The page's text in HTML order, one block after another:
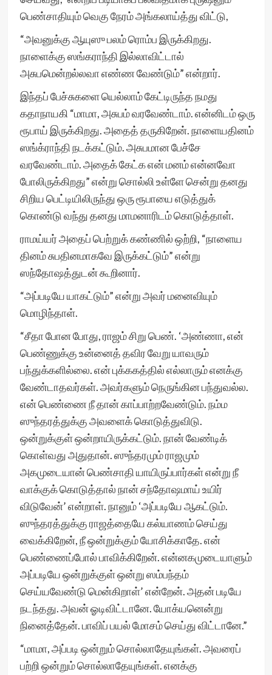
பெண்சாதியும் வெகு நேரம் அங்கலாய்த்து விட்டு,
“அவனுக்கு ஆயுஸு பலம் ரொம்ப இருக்கிறது.
நாளைக்கு ஸங்கராந்தி இல்லாவிட்டால்
அசுபமென்றல்லவா எண்ண வேண்டும்” என்றார்.
இந்தப் பேச்சுகளை யெல்லாம் கேட்டிருந்த நமது
கதாநாயகி “மாமா, அசுபம் வரவேண்டாம். என்னிடம் ஒரு
ரூபாய் இருக்கிறது. அதைத் தருகிறேன். நாளையதினம்
ஸங்க்ராந்தி நடக்கட்டும். அசுபமான பேச்சே
வரவேண்டாம். அதைக் கேட்க என் மனம் என்னவோ
போலிருக்கிறது” என்று சொல்லி உள்ளே சென்று தனது
சிறிய பெட்டியிலிருந்து ஒரு ரூபாயை எடுத்துக்
கொண்டு வந்து தனது மாமனாரிடம் கொடுத்தாள்.
ராமய்யர் அதைப் பெற்றுக் கண்ணில் ஒற்றி, “நாளைய
தினம் சுபதினமாகவே இருக்கட்டும்” என்று
ஸந்தோஷத்துடன் கூறினார்.
“அப்படியே யாகட்டும்” என்று அவர் மனைவியும்
மொழிந்தாள்.
“சீதா போன போது, ராஜம் சிறு பெண். ‘அண்ணா, என்
பெண்ணுக்கு உன்னைத் தவிர வேறு யாவரும்
பந்துக்களில்லை. என் புக்ககத்தில் எல்லாரும் எனக்கு
வேண்டாதவர்கள். அவர்களும் நெருங்கின பந்துவல்ல.
என் பெண்ணை நீ தான் காப்பாற்றவேண்டும். நம்ம
ஸுந்தரத்துக்கு அவளைக் கொடுத்துவிடு.
ஒன்றுக்குள் ஒன்றாயிருக்கட்டும். நான் வேண்டிக்
கொள்வது அதுதான். ஸுந்தரமும் ராஜமும்
அகமுடையான் பெண்சாதி யாயிருப்பார்கள் என்று நீ
வாக்குக் கொடுத்தால் நான் சந்தோஷமாய் உயிர்
விடுவேன்’ என்றாள். நானும் ‘அப்படியே ஆகட்டும்.
ஸுந்தரத்துக்கு ராஜத்தையே கல்யாணம் செய்து
வைக்கிறேன், நீ ஒன்றுக்கும் யோசிக்காதே. என்
பெண்ணைப்போல் பாவிக்கிறேன். என்னகமுடையாளும்
அப்படியே ஒன்றுக்குள் ஒன்று ஸம்பந்தம்
செய்யவேண்டு மென்கிறாள்’ என்றேன். அதன் படியே
நடந்தது. அவன் ஓடிவிட்டானே. யோக்யனென்று
நினைத்தேன். பாவிப் பயல் மோசம் செய்து விட்டானே.”
“மாமா, அப்படி ஒன்றும் சொல்லாதேயுங்கள். அவரைப்
பற்றி ஒன்றும் சொல்லாதேயுங்கள். எனக்கு